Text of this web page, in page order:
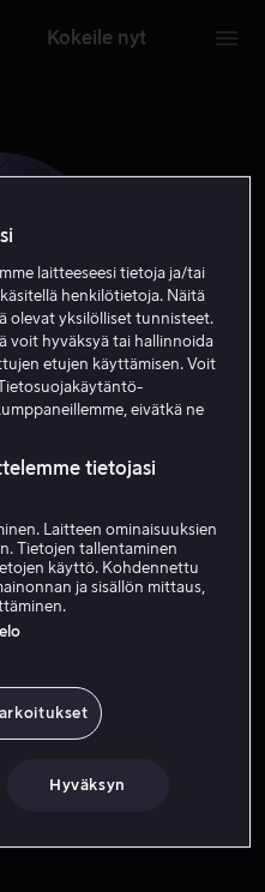
Kokeile nyt
laitteeseesi tietoja ja/tai
henkilötietoja. Näitä
olevat yksilölliset tunnisteet.
voit hyväksyä tai hallinnoida
etujen käyttämisen. Voit
eivätkä ne
tietojasi
Laitteen ominaisuuksien
Tietojen tallentaminen
käyttö. Kohdennettu
ja sisällön mittaus,
Hyväksyn